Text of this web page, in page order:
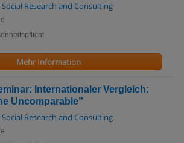
Research and Consulting
Mehr Information
Internationaler Vergleich:
Uncomparable”
Research and Consulting